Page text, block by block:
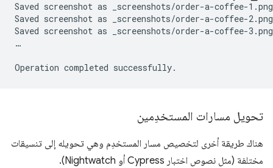
Saved screenshot as
_screenshots/order-a-coffee-1.png
Saved screenshot as
_screenshots/order-a-coffee-2.png
Saved screenshot as
_screenshots/order-a-coffee-3.png
…
Operation completed
تحويل مسارات المستخدِمين
هناك طريقة أخرى لتخصيص مسار المستخدِم وهي تحويله إلى تنسيقات
مختلفة (مثل نصوص اختبار Cypress أو Nightwatch).